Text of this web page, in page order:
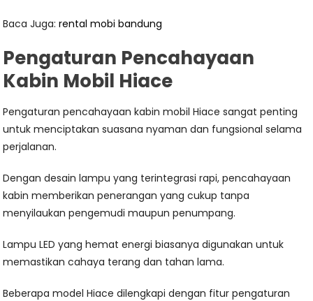
Baca Juga:rental mobi bandung
Pengaturan Pencahayaan
Kabin Mobil Hiace
Pengaturan pencahayaan kabin mobil Hiace sangat penting
untuk menciptakan suasana nyaman dan fungsional selama
perjalanan.
Dengan desain lampu yang terintegrasi rapi, pencahayaan
kabin memberikan penerangan yang cukup tanpa
menyilaukan pengemudi maupun penumpang.
Lampu LED yang hemat energi biasanya digunakan untuk
memastikan cahaya terang dan tahan lama.
Beberapa model Hiace dilengkapi dengan fitur pengaturan